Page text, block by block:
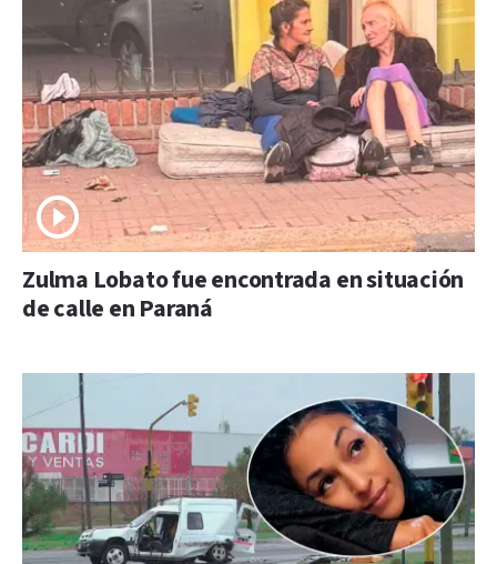
Zulma Lobato fue encontrada en situación
de calle en Paraná